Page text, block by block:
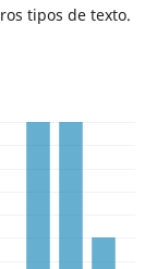
tipos de texto.